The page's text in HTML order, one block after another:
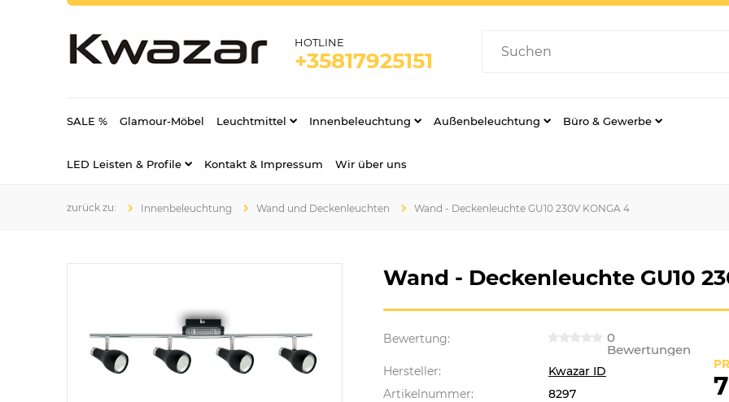
HOTLINE
+35817925151
SALE % Glamour-Möbel Leuchtmittel Innenbeleuchtung Außenbeleuchtung Büro & Gewerbe
LED Leisten & Profile Kontakt & Impressum Wir über uns
Innenbeleuchtung Wand und Deckenleuchten Wand - Deckenleuchte GU10 230V KONGA 4
Wand - Deckenleuchte GU10
Bewertung: 0
Bewertungen
Hersteller:
Kwazar ID
Artikelnummer:
8297